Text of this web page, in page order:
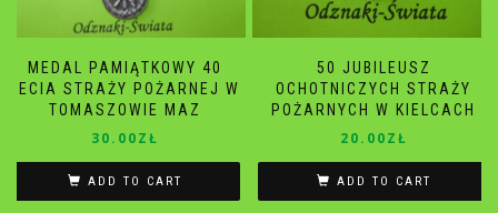
MEDAL PAMIĄTKOWY 40
LECIA STRAŻY POŻARNEJ W
TOMASZOWIE MAZ
30.00ZŁ
ADD TO CART
50 JUBILEUSZ
OCHOTNICZYCH STRAŻY
POŻARNYCH W KIELCACH
20.00ZŁ
ADD TO CART